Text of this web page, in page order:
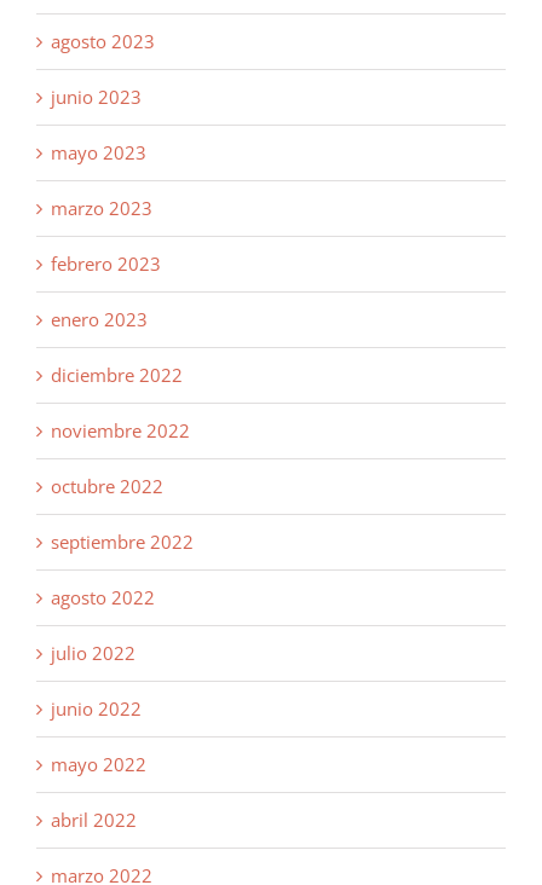
agosto 2023
junio 2023
mayo 2023
marzo 2023
febrero 2023
enero 2023
diciembre 2022
noviembre 2022
octubre 2022
septiembre 2022
agosto 2022
julio 2022
junio 2022
mayo 2022
abril 2022
marzo 2022